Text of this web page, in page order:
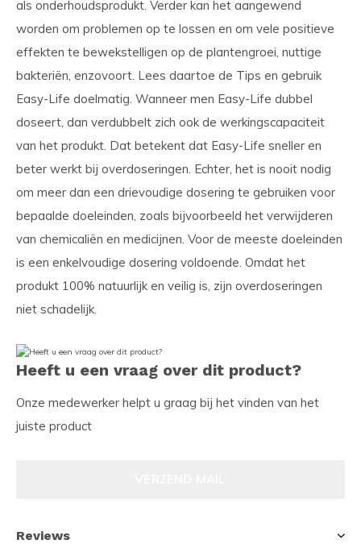
als onderhoudsprodukt. Verder kan het aangewend
worden om problemen op te lossen en om vele positieve
effekten te bewekstelligen op de plantengroei, nuttige
bakteriën, enzovoort. Lees daartoe de Tips en gebruik
Easy-Life doelmatig. Wanneer men Easy-Life dubbel
doseert, dan verdubbelt zich ook de werkingscapaciteit
van het produkt. Dat betekent dat Easy-Life sneller en
beter werkt bij overdoseringen. Echter, het is nooit nodig
om meer dan een drievoudige dosering te gebruiken voor
bepaalde doeleinden, zoals bijvoorbeeld het verwijderen
van chemicaliën en medicijnen. Voor de meeste doeleinden
is een enkelvoudige dosering voldoende. Omdat het
produkt 100% natuurlijk en veilig is, zijn overdoseringen
niet schadelijk.
Heeft u een vraag over dit product?
Onze medewerker helpt u graag bij het vinden van het
juiste product
Reviews